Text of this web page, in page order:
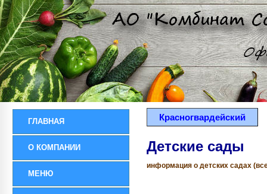
ГЛАВНАЯ
О КОМПАНИИ
МЕНЮ
Красногвардейский
Детские сады
информация о детских садах